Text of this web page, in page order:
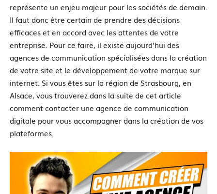
représente un enjeu majeur pour les sociétés de demain.
Il faut donc être certain de prendre des décisions
efficaces et en accord avec les attentes de votre
entreprise. Pour ce faire, il existe aujourd’hui des
agences de communication spécialisées dans la création
de votre site et le développement de votre marque sur
internet. Si vous êtes sur la région de Strasbourg, en
Alsace, vous trouverez dans la suite de cet article
comment contacter une agence de communication
digitale pour vous accompagner dans la création de vos
plateformes.